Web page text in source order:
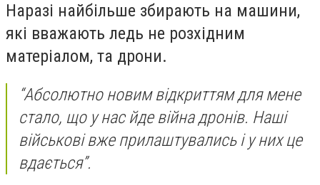
Наразі найбільше збирають на машини,
які вважають ледь не розхідним
матеріалом, та дрони.
“Абсолютно новим відкриттям для мене
стало, що у нас йде війна дронів. Наші
військові вже прилаштувались і у них це
вдається”.